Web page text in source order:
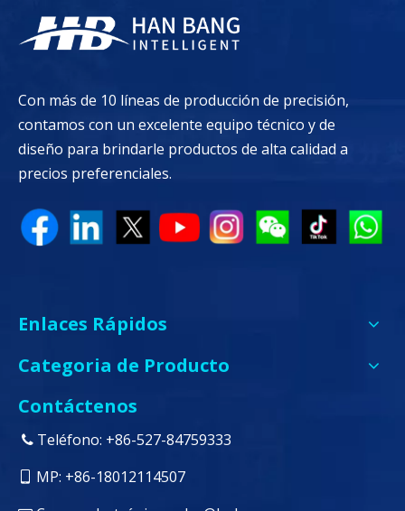
Con más de 10 líneas de producción de precisión,
contamos con un excelente equipo técnico y de
diseño para brindarle productos de alta calidad a
precios preferenciales.
Enlaces Rápidos
Categoria de Producto
Contáctenos
 Teléfono: +86-527-84759333
MP: +86-18012114507